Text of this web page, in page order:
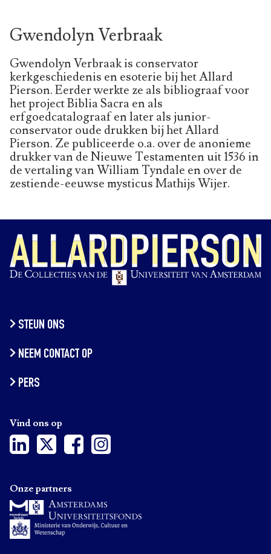
Gwendolyn Verbraak
Gwendolyn Verbraak is conservator
kerkgeschiedenis en esoterie bij het Allard
Pierson. Eerder werkte ze als bibliograaf voor
het project Biblia Sacra en als
erfgoedcatalograaf en later als junior-
conservator oude drukken bij het Allard
Pierson. Ze publiceerde o.a. over de anonieme
drukker van de Nieuwe Testamenten uit 1536 in
de vertaling van William Tyndale en over de
zestiende-eeuwse mysticus Mathijs Wijer.
STEUN ONS
NEEM CONTACT OP
PERS
Vind ons op
Onze partners